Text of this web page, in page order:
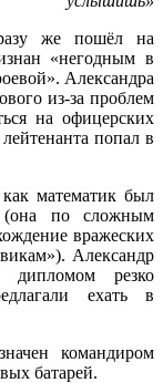
же пошёл на
«негодным в
Александра
из-за проблем
на офицерских
попал в
математик был
(она по сложным
вражеских
Александр
дипломом резко
ехать в
командиром
батарей.